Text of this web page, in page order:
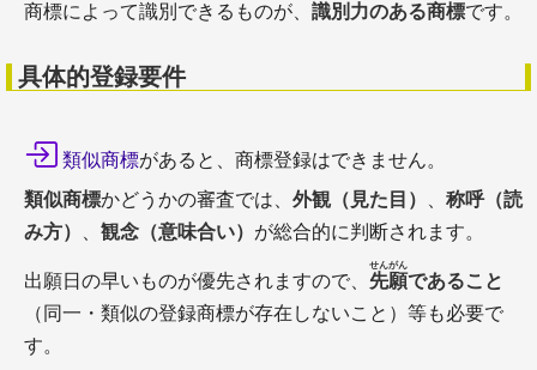
商標によって識別できるものが、 識別力のある商標です。
具体的登録要件
類似商標があると、商標登録はできません。
類似商標かどうかの審査では、 外観（見た目）
称呼（読
み方）
観念（意味合い） が総合的に判断されます。
出願日の早いものが優先されますので、 先願
せんがん
であること
（同一・類似の登録商標が存在しないこと）等も必要で
す。